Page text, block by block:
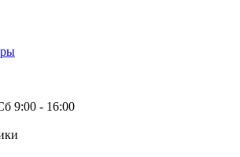
9:00 - 16:00